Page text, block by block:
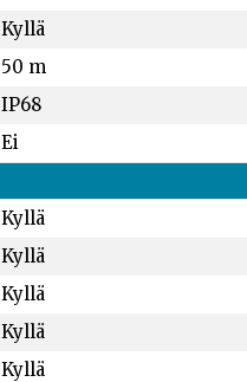
Kyllä
50 m
IP68
Ei
Kyllä
Kyllä
Kyllä
Kyllä
Kyllä